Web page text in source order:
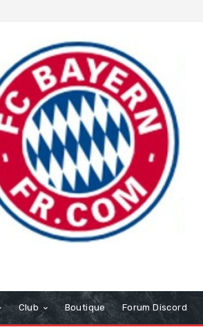
Club Boutique Forum Discord